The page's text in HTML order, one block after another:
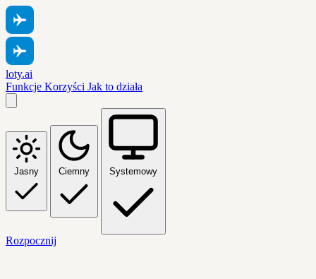
loty.ai
Funkcje Korzyści Jak to działa
Jasny Ciemny Systemowy
Rozpocznij